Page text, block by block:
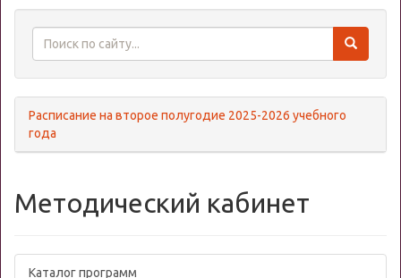
Расписание на второе полугодие 2025-2026 учебного
года
Методический кабинет
Каталог программ